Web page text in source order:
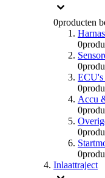
0producten
0
0
0
Accu
0
0
0
Inlaattraject